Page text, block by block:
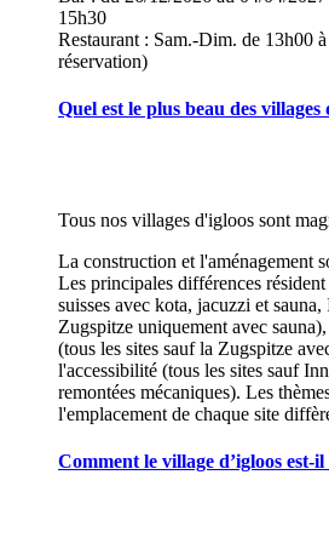
15h30
Restaurant : Sam.-Dim. de 13h00
réservation)
Quel est le plus beau des villages
Tous nos villages d'igloos sont
La construction et l'aménagement
Les principales différences
suisses avec kota, jacuzzi et
Zugspitze uniquement avec
(tous les sites sauf la Zugspitze
l'accessibilité (tous les sites sauf
remontées mécaniques). Les
l'emplacement de chaque site
Comment le village d’igloos est-il